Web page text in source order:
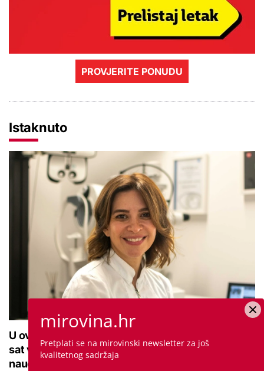
PROVJERITE PONUDU
Istaknuto
U ovoj optici rade najdetaljniji pregled vida, traje
sat vremena: Bila sam na njemu, evo što me
naučio
mirovina.hr
Pretplati se na mirovinski newsletter za još
kvalitetnog sadržaja